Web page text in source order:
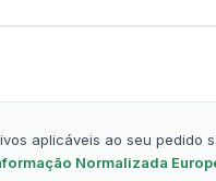
aplicáveis ao seu pedido
Normalizada